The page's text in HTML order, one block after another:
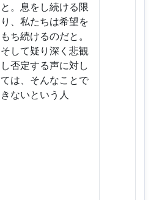
と。息をし続ける限
り、私たちは希望を
もち続けるのだと。
そして疑り深く悲観
し否定する声に対し
ては、そんなことで
きないという人